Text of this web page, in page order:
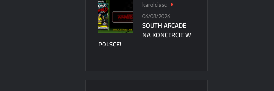
karolciasc
06/08/2026
SOUTH ARCADE
NA KONCERCIE W
POLSCE!